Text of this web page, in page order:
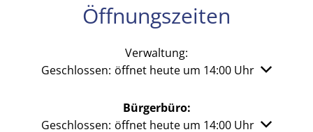
Öffnungszeiten
Verwaltung:
Klicken, um weitere Öffnungs- oder Schließzeiten
Geschlossen: öffnet heute um 14:00 Uhr
Bürgerbüro:
Klicken, um weitere Öffnungs- oder Schließzeiten
Geschlossen: öffnet heute um 14:00 Uhr